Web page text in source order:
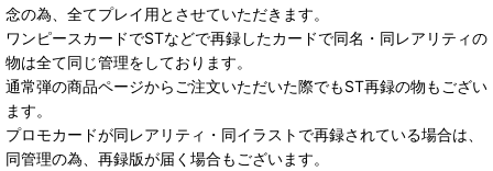
念の為、全てプレイ用とさせていただきます。
ワンピースカードでSTなどで再録したカードで同名・同レアリティの
物は全て同じ管理をしております。
通常弾の商品ページからご注文いただいた際でもST再録の物もござい
ます。
プロモカードが同レアリティ・同イラストで再録されている場合は、
同管理の為、再録版が届く場合もございます。